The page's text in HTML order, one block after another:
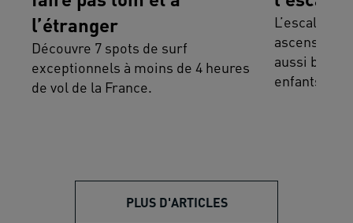
l’étranger
Découvre 7 spots de surf
exceptionnels à moins de 4 heures
de vol de la France.
L’escalade
ascension.
aussi bien
enfants.
PLUS D'ARTICLES